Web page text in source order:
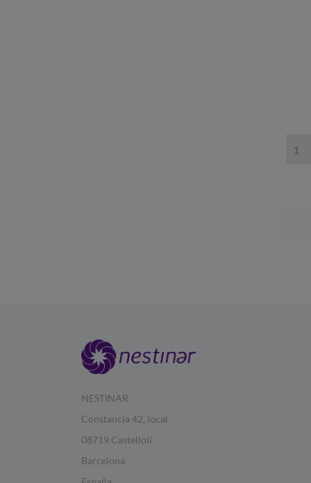
NESTINAR
Constancia 42, local
08719 Castellolí
Barcelona